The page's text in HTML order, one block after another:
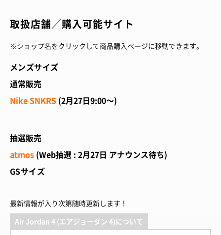
取扱店舗／購入可能サイト
※ショップ名をクリックして商品購入ページに移動できます。
メンズサイズ
通常販売
Nike SNKRS (2月27日9:00～)
抽選販売
atmos (Web抽選 : 2月27日 アナウンス待ち)
GSサイズ
最新情報が入り次第随時更新します！
Air Jordan 4 (エアジョーダン 4)について